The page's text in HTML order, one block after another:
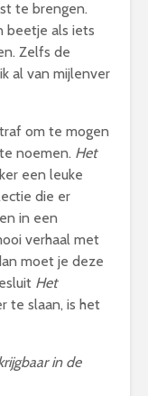
te brengen.
als iets
Zelfs de
al van mijlenver
om te mogen
noemen. Het
een leuke
die er
in een
verhaal met
moet je deze
Het
te slaan, is het
in de